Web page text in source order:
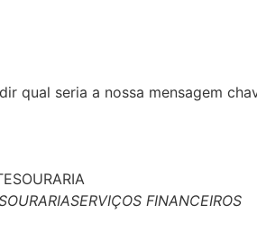
qual seria a nossa mensagem
SERVIÇOS FINANCEIROS